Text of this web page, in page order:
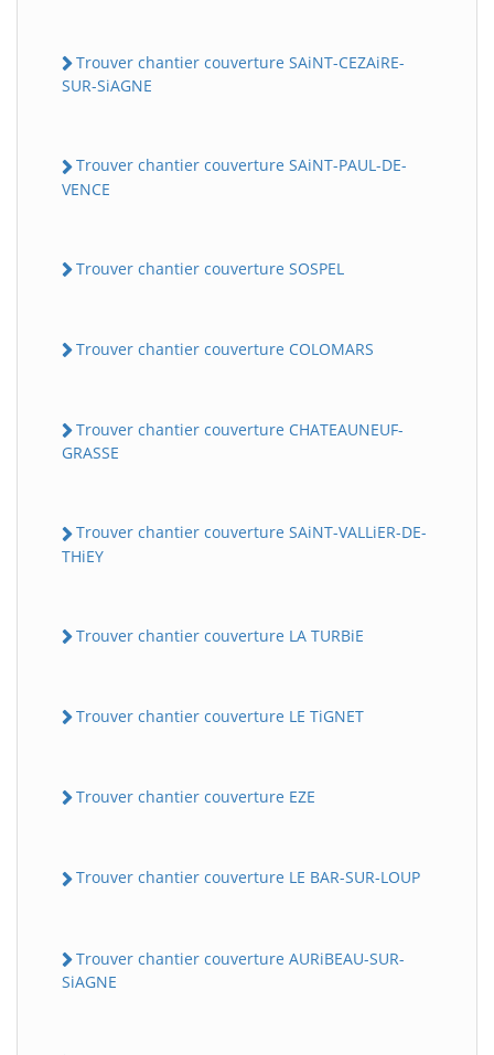
Trouver chantier couverture SAiNT-CEZAiRE-
SUR-SiAGNE
Trouver chantier couverture SAiNT-PAUL-DE-
VENCE
Trouver chantier couverture SOSPEL
Trouver chantier couverture COLOMARS
Trouver chantier couverture CHATEAUNEUF-
GRASSE
Trouver chantier couverture SAiNT-VALLiER-DE-
THiEY
Trouver chantier couverture LA TURBiE
Trouver chantier couverture LE TiGNET
Trouver chantier couverture EZE
Trouver chantier couverture LE BAR-SUR-LOUP
Trouver chantier couverture AURiBEAU-SUR-
SiAGNE